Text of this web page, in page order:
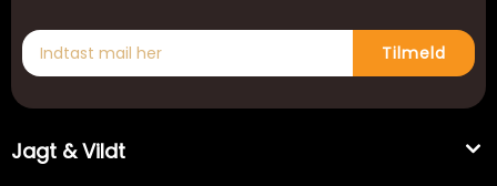
Tilmeld
Jagt & Vildt